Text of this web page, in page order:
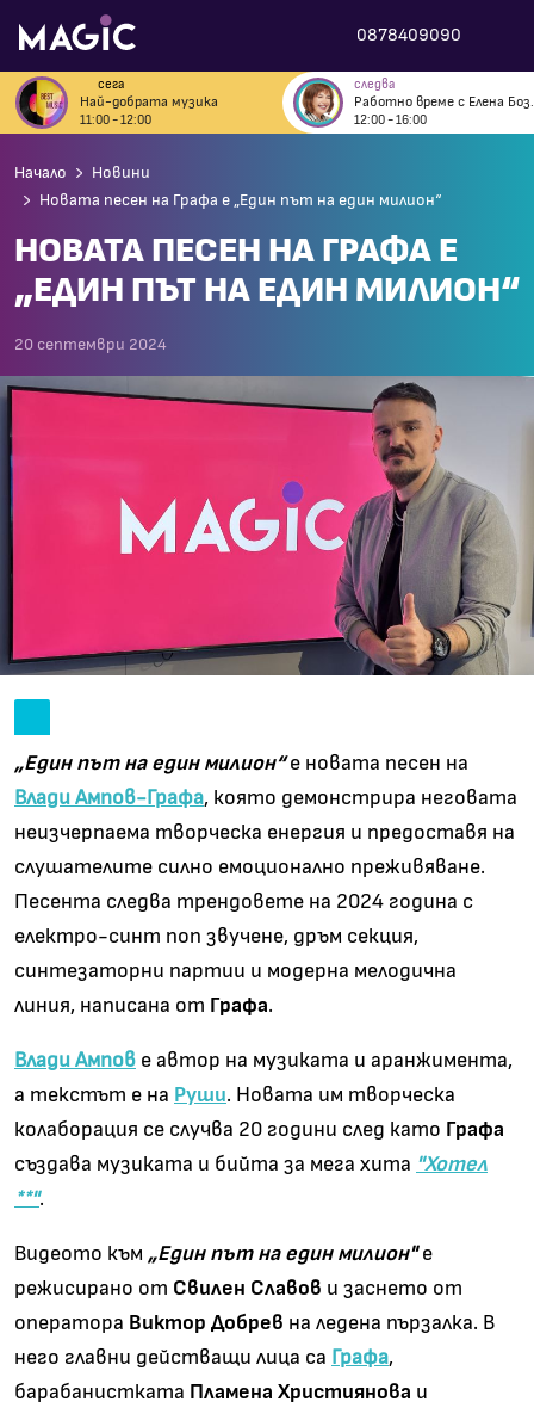
0878409090
сега
Най-добрата музика
11:00 - 12:00
следва
12:00 - 16:00
Начало
Новини
Новата песен на Графа е „Един път на един милион“
НОВАТА ПЕСЕН НА ГРАФА Е
„ЕДИН ПЪТ НА ЕДИН МИЛИОН“
20 септември 2024
„Един път на един милион“е новата песен на
Влади Ампов-Графа, която демонстрира неговата
неизчерпаема творческа енергия и предоставя на
слушателите силно емоционално преживяване.
Песента следва трендовете на 2024 година с
електро-синт поп звучене, дръм секция,
синтезаторни партии и модерна мелодична
линия, написана от Графа.
Влади Ампов е автор на музиката и аранжимента,
а текстът е на Руши. Новата им творческа
колаборация се случва 20 години след като Графа
създава музиката и бийта за мега хита "Хотел
**".
Видеото към „Един път на един милион"е
режисирано от Свилен Славов и заснето от
оператора Виктор Добрев на ледена пързалка. В
него главни действащи лица са Графа,
барабанистката Пламена Християнова и